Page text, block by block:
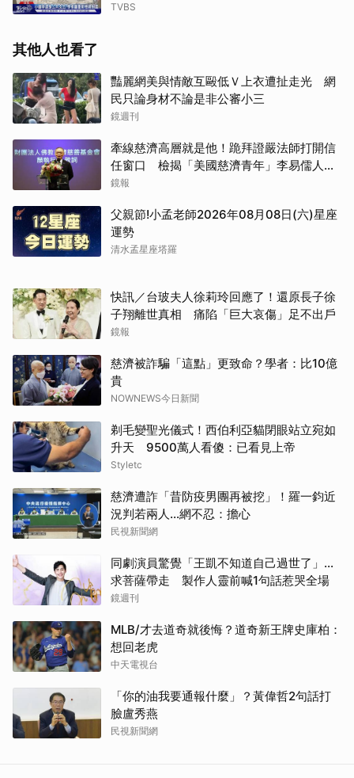
TVBS
其他人也看了
豔麗網美與情敵互毆低Ｖ上衣遭扯走光 網
民只論身材不論是非公審小三
鏡週刊
牽線慈濟高層就是他！跪拜證嚴法師打開信
任窗口 檢揭「美國慈濟青年」李易儒人脈
網絡
鏡報
父親節!小孟老師2026年08月08日(六)星座
運勢
清水孟星座塔羅
快訊／台玻夫人徐莉玲回應了！還原長子徐
子翔離世真相 痛陷「巨大哀傷」足不出戶
鏡報
慈濟被詐騙「這點」更致命？學者：比10億
貴
NOWNEWS今日新聞
剃毛變聖光儀式！西伯利亞貓閉眼站立宛如
升天 9500萬人看傻：已看見上帝
Styletc
慈濟遭詐「昔防疫男團再被挖」！羅一鈞近
況判若兩人…網不忍：擔心
民視新聞網
同劇演員驚覺「王凱不知道自己過世了」...
求菩薩帶走 製作人靈前喊1句話惹哭全場
鏡週刊
MLB/才去道奇就後悔？道奇新王牌史庫柏：
想回老虎
中天電視台
「你的油我要通報什麼」？黃偉哲2句話打
臉盧秀燕
民視新聞網
取消